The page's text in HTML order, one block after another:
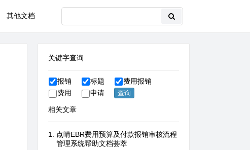
其他文档
关键字查询
报销 标题
费用报销
费用
申请
相关文章
点晴EBR费用预算及付款报销审核流程
管理系统帮助文档荟萃